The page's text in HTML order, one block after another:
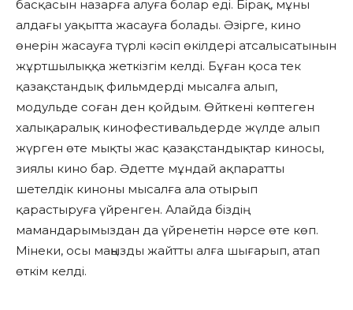
басқасын назарға алуға болар еді. Бірақ, мұны
алдағы уақытта жасауға болады. Әзірге, кино
өнерін жасауға түрлі кәсіп өкілдері атсалысатынын
жұртшылыққа жеткізгім келді. Бұған қоса тек
қазақстандық фильмдерді мысалға алып,
модульде соған ден қойдым. Өйткені көптеген
халықаралық кинофестивальдерде жүлде алып
жүрген өте мықты жас қазақстандықтар киносы,
зиялы кино бар. Әдетте мұндай ақпаратты
шетелдік киноны мысалға ала отырып
қарастыруға үйренген. Алайда біздің
мамандарымыздан да үйренетін нәрсе өте көп.
Мінеки, осы маңызды жайтты алға шығарып, атап
өткім келді.